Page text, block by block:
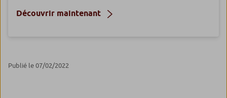
Découvrir maintenant
Publié le 07/02/2022